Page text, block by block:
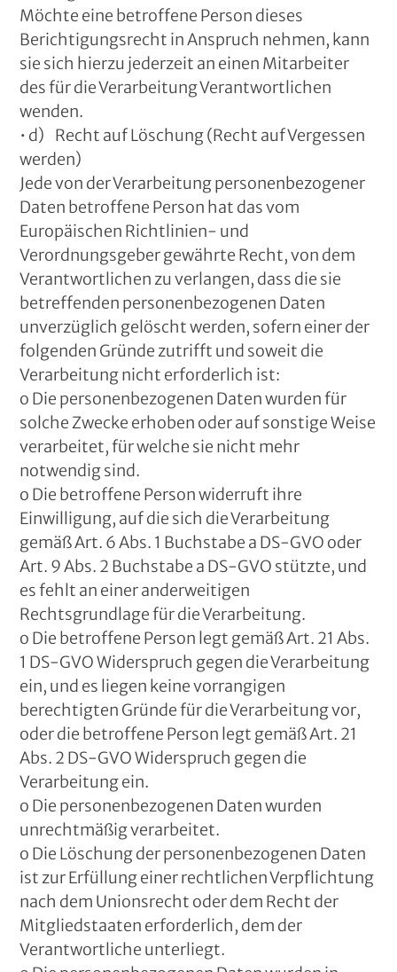
Möchte eine betroffene Person dieses
Berichtigungsrecht in Anspruch nehmen, kann
sie sich hierzu jederzeit an einen Mitarbeiter
des für die Verarbeitung Verantwortlichen
wenden.
• d) Recht auf Löschung (Recht auf Vergessen
werden)
Jede von der Verarbeitung personenbezogener
Daten betroffene Person hat das vom
Europäischen Richtlinien- und
Verordnungsgeber gewährte Recht, von dem
Verantwortlichen zu verlangen, dass die sie
betreffenden personenbezogenen Daten
unverzüglich gelöscht werden, sofern einer der
folgenden Gründe zutrifft und soweit die
Verarbeitung nicht erforderlich ist:
o Die personenbezogenen Daten wurden für
solche Zwecke erhoben oder auf sonstige Weise
verarbeitet, für welche sie nicht mehr
notwendig sind.
o Die betroffene Person widerruft ihre
Einwilligung, auf die sich die Verarbeitung
gemäß Art. 6 Abs. 1 Buchstabe a DS-GVO oder
Art. 9 Abs. 2 Buchstabe a DS-GVO stützte, und
es fehlt an einer anderweitigen
Rechtsgrundlage für die Verarbeitung.
o Die betroffene Person legt gemäß Art. 21 Abs.
1 DS-GVO Widerspruch gegen die Verarbeitung
ein, und es liegen keine vorrangigen
berechtigten Gründe für die Verarbeitung vor,
oder die betroffene Person legt gemäß Art. 21
Abs. 2 DS-GVO Widerspruch gegen die
Verarbeitung ein.
o Die personenbezogenen Daten wurden
unrechtmäßig verarbeitet.
o Die Löschung der personenbezogenen Daten
ist zur Erfüllung einer rechtlichen Verpflichtung
nach dem Unionsrecht oder dem Recht der
Mitgliedstaaten erforderlich, dem der
Verantwortliche unterliegt.